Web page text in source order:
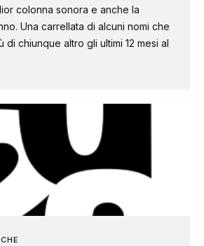
colonna sonora e anche la
Una carrellata di alcuni nomi che
di chiunque altro gli ultimi 12 mesi al